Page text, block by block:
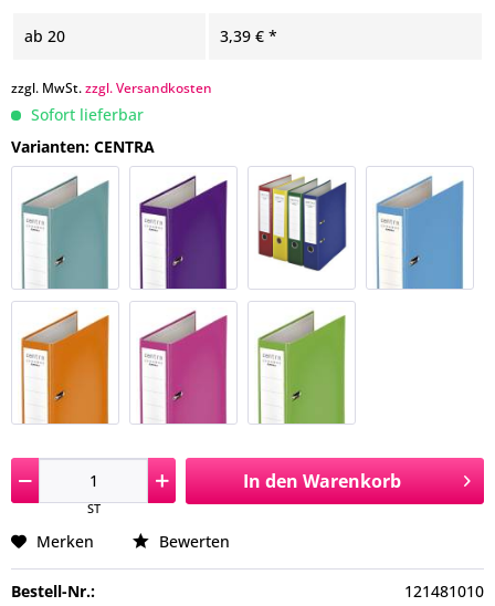
ab 20 3,39 € *
zzgl. MwSt.zzgl. Versandkosten
Sofort lieferbar
Varianten: CENTRA
ST
In den Warenkorb
Merken Bewerten
Bestell-Nr.:
121481010